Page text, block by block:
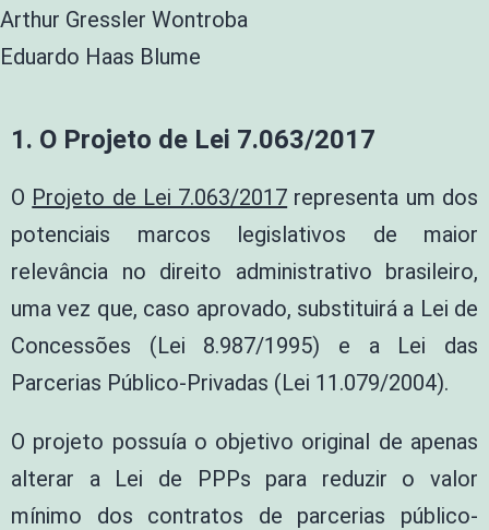
Arthur Gressler Wontroba
Eduardo Haas Blume
1. O Projeto de Lei 7.063/2017
O Projeto de Lei 7.063/2017 representa um dos
potenciais marcos legislativos de maior
relevância no direito administrativo brasileiro,
uma vez que, caso aprovado, substituirá a Lei de
Concessões (Lei 8.987/1995) e a Lei das
Parcerias Público-Privadas (Lei 11.079/2004).
O projeto possuía o objetivo original de apenas
alterar a Lei de PPPs para reduzir o valor
mínimo dos contratos de parcerias público-